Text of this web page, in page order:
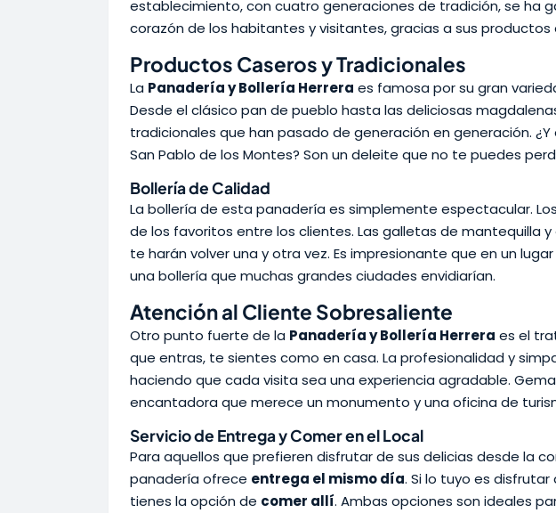
establecimiento, con cuatro generaciones de tradición, se ha
corazón de los habitantes y visitantes, gracias a sus productos
Productos Caseros y Tradicionales
La Panadería y Bollería Herrera es famosa por su gran
Desde el clásico pan de pueblo hasta las deliciosas
tradicionales que han pasado de generación en generación.
San Pablo de los Montes? Son un deleite que no te puedes
Bollería de Calidad
La bollería de esta panadería es simplemente espectacular. Los
de los favoritos entre los clientes. Las galletas de mantequilla y
te harán volver una y otra vez. Es impresionante que en un
una bollería que muchas grandes ciudades envidiarían.
Atención al Cliente Sobresaliente
Otro punto fuerte de la Panadería y Bollería Herrera es el
que entras, te sientes como en casa. La profesionalidad y
haciendo que cada visita sea una experiencia agradable.
encantadora que merece un monumento y una oficina de
Servicio de Entrega y Comer en el Local
Para aquellos que prefieren disfrutar de sus delicias desde la
panadería ofrece entrega el mismo día. Si lo tuyo es
tienes la opción de comer allí. Ambas opciones son ideales